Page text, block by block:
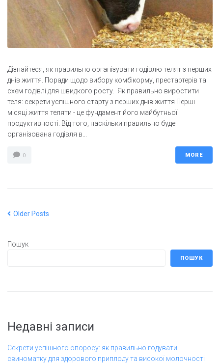
Дізнайтеся, як правильно організувати годівлю телят з перших
днів життя. Поради щодо вибору комбікорму, престартерів та
схем годівлі для швидкого росту. Як правильно виростити
теля: секрети успішного старту з перших днів життя Перші
місяці життя теляти - це фундамент його майбутньої
продуктивності. Від того, наскільки правильно буде
організована годівля в...
0 MORE
Older Posts
Пошук
ПОШУК
Недавні записи
Секрети успішного опоросу: як правильно годувати
свиноматку для здорового приплоду та високої молочності